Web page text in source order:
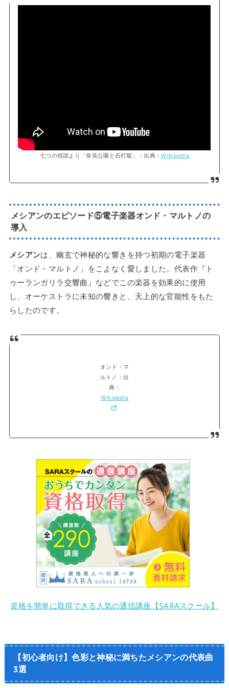
七つの俳諧より「奈良公園と石灯籠」：出典：Wikipedia
メシアンのエピソード⑤電子楽器オンド・マルトノの
導入
メシアンは、幽玄で神秘的な響きを持つ初期の電子楽器
「オンド・マルトノ」をこよなく愛しました。代表作『ト
ゥーランガリラ交響曲』などでこの楽器を効果的に使用
し、オーケストラに未知の響きと、天上的な官能性をもた
らしたのです。
オンド・マ
ルトノ：出
典：
Wikipedia
資格を簡単に取得できる人気の通信講座【SARAスクール】
【初心者向け】色彩と神秘に満ちたメシアンの代表曲
3選